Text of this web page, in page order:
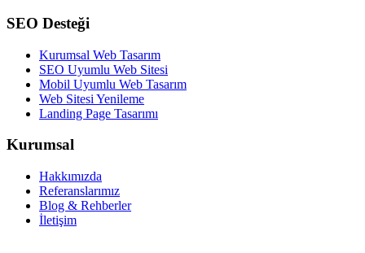
SEO Desteği
Kurumsal Web Tasarım
SEO Uyumlu Web Sitesi
Mobil Uyumlu Web Tasarım
Web Sitesi Yenileme
Landing Page Tasarımı
Kurumsal
Hakkımızda
Referanslarımız
Blog & Rehberler
İletişim